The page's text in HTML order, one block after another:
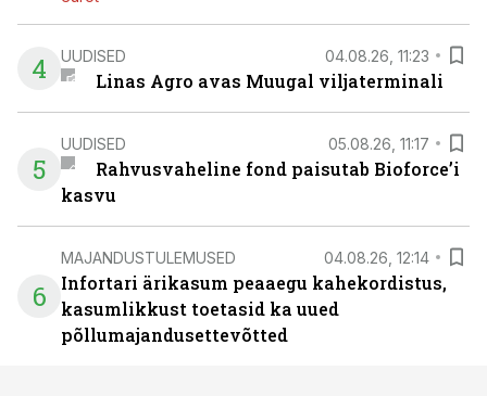
4 UUDISED 04.08.26, 11:23
Linas Agro avas Muugal viljaterminali
5
UUDISED 05.08.26, 11:17
Rahvusvaheline fond paisutab Bioforce’i
kasvu
6
MAJANDUSTULEMUSED 04.08.26, 12:14
Infortari ärikasum peaaegu kahekordistus,
kasumlikkust toetasid ka uued
põllumajandusettevõtted